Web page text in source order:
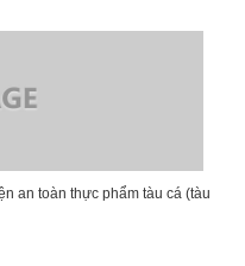
an toàn thực phẩm tàu cá (tàu